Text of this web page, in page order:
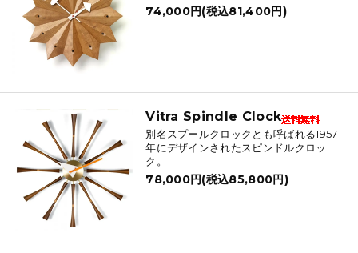
74,000円(税込81,400円)
Vitra Spindle Clock
別名スプールクロックとも呼ばれる1957
年にデザインされたスピンドルクロッ
ク。
78,000円(税込85,800円)